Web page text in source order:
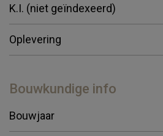
K.I. (niet geïndexeerd)
Oplevering
Bouwkundige info
Bouwjaar